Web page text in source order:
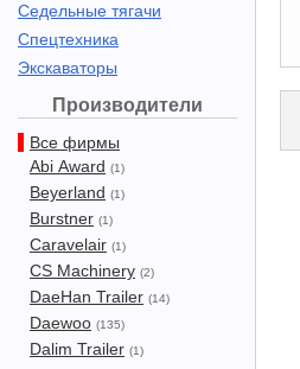
Седельные тягачи
Спецтехника
Экскаваторы
Производители
Все фирмы
Abi Award (1)
Beyerland (1)
Burstner (1)
Caravelair (1)
CS Machinery (2)
DaeHan Trailer (14)
Daewoo (135)
Dalim Trailer (1)